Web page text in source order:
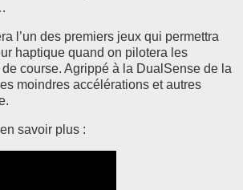
l’un des premiers jeux qui permettra
haptique quand on pilotera les
course. Agrippé à la DualSense de la
moindres accélérations et autres
savoir plus :